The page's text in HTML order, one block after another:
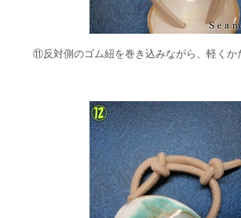
⑪反対側のゴム紐を巻き込みながら、軽くか